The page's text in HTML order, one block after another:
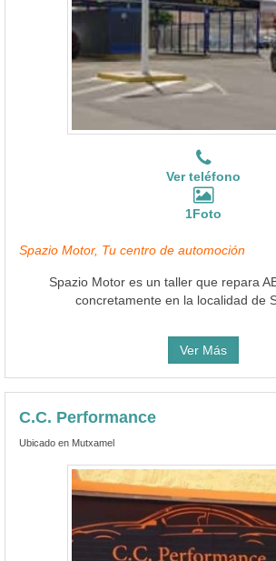
Ver teléfono
1Foto
Spazio Motor, Tu centro de automoción
Spazio Motor es un taller que repara
concretamente en la localidad de
Ver Más
C.C. Performance
Ubicado en Mutxamel